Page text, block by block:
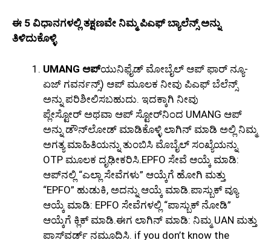
ಈ 5 ವಿಧಾನಗಳಲ್ಲಿ ತಕ್ಷಣವೇ ನಿಮ್ಮ ಪಿಎಫ್ ಬ್ಯಾಲೆನ್ಸ್‌ ಅನ್ನು
ತಿಳಿದುಕೊಳ್ಳಿ
UMANG ಆಪ್ಯುನಿಫೈಡ್ ಮೋಬೈಲ್ ಆಪ್ ಫಾರ್ ನ್ಯೂ-
ಏಜ್ ಗವರ್ನನ್ಸ್) ಆಪ್ ಮೂಲಕ ನೀವು ಪಿಎಫ್ ಬೆಲೆನ್ಸ್
ಅನ್ನು ಪರಿಶೀಲಿಸಬಹುದು. ಇದಕ್ಕಾಗಿ ನೀವು
ಪ್ಲೇಸ್ಟೋರ್ ಅಥವಾ ಆಪ್ ಸ್ಟೋರ್‌ನಿಂದ UMANG ಆಪ್
ಅನ್ನು ಡೌನ್‌ಲೋಡ್ ಮಾಡಿಕೊಳ್ಳಿ ಲಾಗಿನ್ ಮಾಡಿ ಅಲ್ಲಿ ನಿಮ್ಮ
ಅಗತ್ಯ ಮಾಹಿತಿಯನ್ನು ತುಂಬಿಸಿ ಮೊಬೈಲ್ ಸಂಖ್ಯೆಯನ್ನು
OTP ಮೂಲಕ ದೃಢೀಕರಿಸಿ.EPFO ಸೇವೆ ಆಯ್ಕೆ ಮಾಡಿ:
ಆಪ್‌ನಲ್ಲಿ “ಎಲ್ಲಾ ಸೇವೆಗಳು” ಆಯ್ಕೆಗೆ ಹೋಗಿ ಮತ್ತು
“EPFO” ಹುಡುಕಿ, ಅದನ್ನು ಆಯ್ಕೆ ಮಾಡಿ.ಪಾಸ್ಬುಕ್ ವ್ಯೂ
ಆಯ್ಕೆ ಮಾಡಿ: EPFO ಸೇವೆಗಳಲ್ಲಿ “ಪಾಸ್ಬುಕ್ ನೋಡಿ”
ಆಯ್ಕೆಗೆ ಕ್ಲಿಕ್ ಮಾಡಿ.ಈಗ ಲಾಗಿನ್ ಮಾಡಿ: ನಿಮ್ಮ UAN ಮತ್ತು
ಪಾಸ್‌ವರ್ಡ್ ನಮೂದಿಸಿ. if you don’t know the